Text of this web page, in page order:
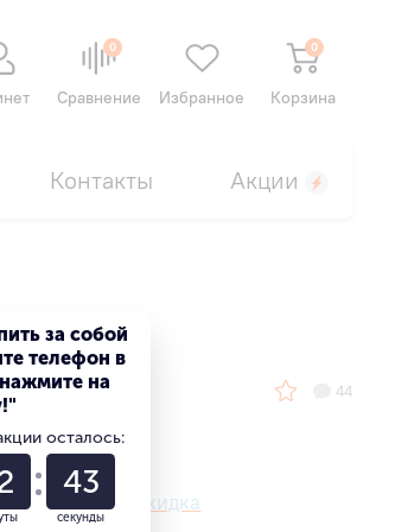
0
Сравнение Избранное
0
Корзина
Контакты Акции
44
скидка
за собой
телефон в
на
осталось:
42
секунды